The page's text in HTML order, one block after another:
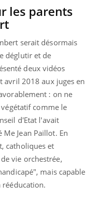
les parents
serait désormais
déglutir et de
deux vidéos
avril 2018 aux juges en
: on ne
comme le
d'Etat l'avait
Me Jean Paillot. En
catholiques et
vie orchestrée,
mais capable
rééducation.